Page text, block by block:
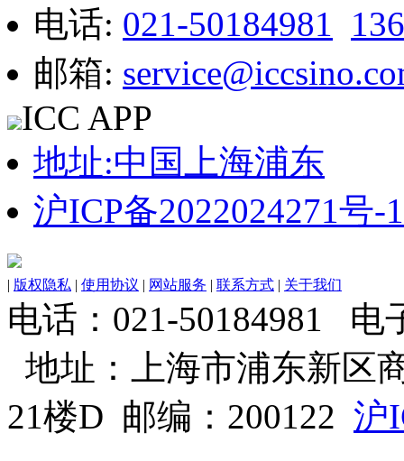
电话: 021-50184981
邮箱:
ICC APP
地址:中国上海浦东
沪ICP备2022024271号-1
| 版权隐私 | 使用协议 | 网站服务 | 联系方式 | 关于我们
电话：021-50184981 电
地址：上海市浦东新区
21楼D 邮编：200122 沪